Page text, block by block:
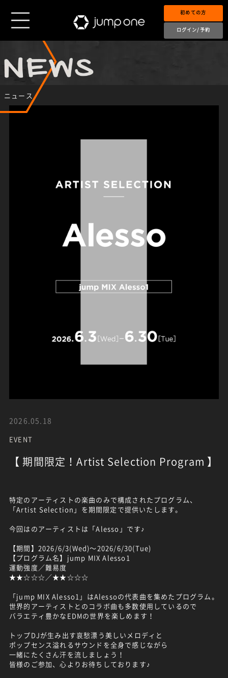
初めての方
ログイン/予約
ニュース
2026.05.18
EVENT
【 期間限定！Artist Selection Program 】
特定のアーティストの楽曲のみで構成されたプログラム、
「Artist Selection」を期間限定で提供いたします。
今回はのアーティストは「Alesso」です♪
【期間】2026/6/3(Wed)～2026/6/30(Tue)
【プログラム名】jump MIX Alesso1
運動強度／難易度
★★☆☆☆／★★☆☆☆
「jump MIX Alesso1」はAlessoの代表曲を集めたプログラム。
世界的アーティストとのコラボ曲も多数使用しているので
バラエティ豊かなEDMの世界を楽しめます！
トップDJが生み出す哀愁漂う美しいメロディと
ポップセンス溢れるサウンドを全身で感じながら
一緒にたくさん汗を流しましょう！
皆様のご参加、心よりお待ちしております♪